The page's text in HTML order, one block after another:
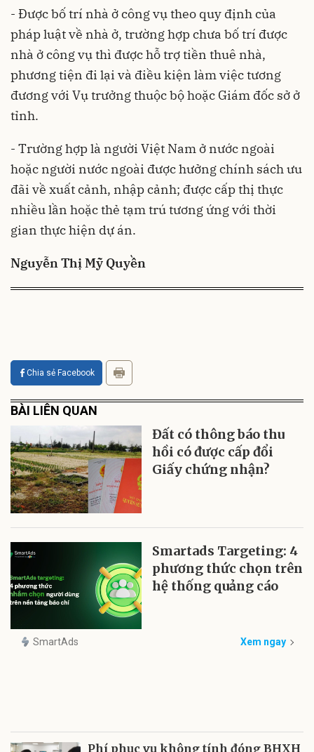
- Được bố trí nhà ở công vụ theo quy định của
pháp luật về nhà ở, trường hợp chưa bố trí được
nhà ở công vụ thì được hỗ trợ tiền thuê nhà,
phương tiện đi lại và điều kiện làm việc tương
đương với Vụ trưởng thuộc bộ hoặc Giám đốc sở ở
tỉnh.
- Trường hợp là người Việt Nam ở nước ngoài
hoặc người nước ngoài được hưởng chính sách ưu
đãi về xuất cảnh, nhập cảnh; được cấp thị thực
nhiều lần hoặc thẻ tạm trú tương ứng với thời
gian thực hiện dự án.
Nguyễn Thị Mỹ Quyền
Chia sẻ Facebook
BÀI LIÊN QUAN
Đất có thông báo thu
hồi có được cấp đổi
Giấy chứng nhận?
Smartads Targeting: 4
phương thức chọn trên
hệ thống quảng cáo
SmartAds Xem ngay
Phí phục vụ không tính đóng BHXH